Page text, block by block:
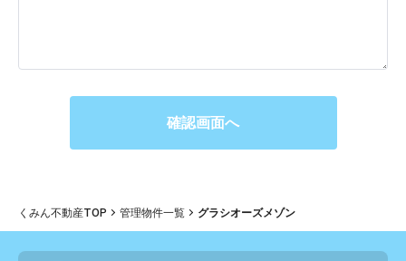
くみん不動産TOP 管理物件一覧 グラシオーズメゾン